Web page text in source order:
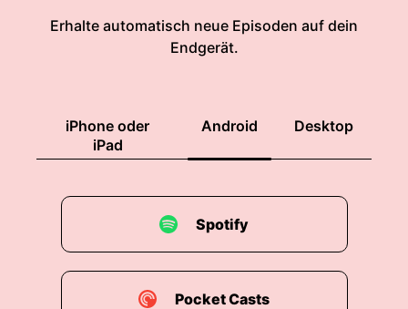
Erhalte automatisch neue Episoden auf dein
Endgerät.
iPhone oder
iPad
Android Desktop
Spotify
Pocket Casts